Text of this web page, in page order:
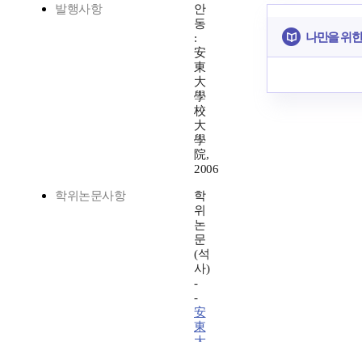
발행사항
안
동
:
安
東
大
學
校
大
學
院,
2006
학위논문사항
학
위
논
문
(석
사)
-
-
安
東
나만을 위